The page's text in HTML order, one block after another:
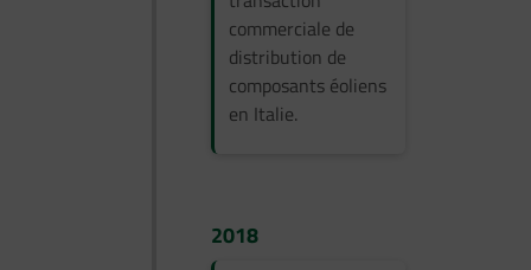
commerciale de
distribution de
composants éoliens
en Italie.
2018